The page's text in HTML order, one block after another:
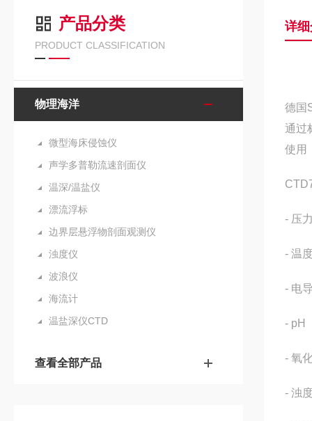
产品分类
PRODUCT CLASSIFICATION
物理海洋
微型海床侵蚀仪
声学多普勒流速剖面仪
温深/温盐仪
漂流浮标
边界层悬浮物剖面观测仪
浊度仪
波浪仪
海流计
温盐深仪CTD
查看全部产品
详
德国
通过
使用
- 压
- 温
- 电
- pH
- 氧
- 浊